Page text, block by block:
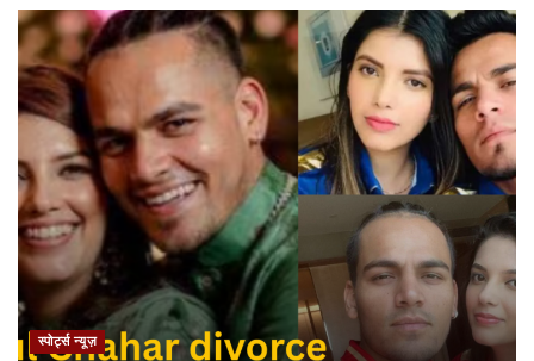
स्पोर्ट्स न्यूज़